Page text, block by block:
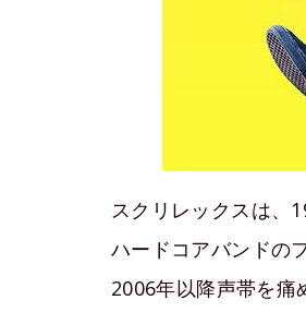
スクリレックスは、
ハードコアバンドの
2006年以降声帯を痛